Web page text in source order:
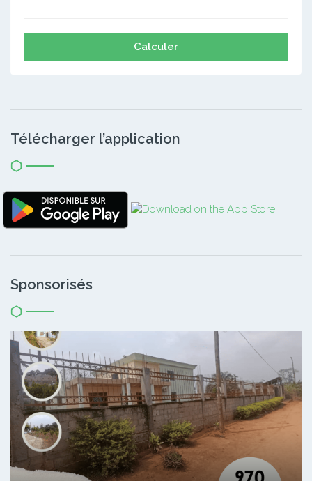
Calculer
Télécharger l’application
Sponsorisés